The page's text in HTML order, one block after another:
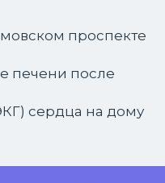
проспекте
печени после
сердца на дому